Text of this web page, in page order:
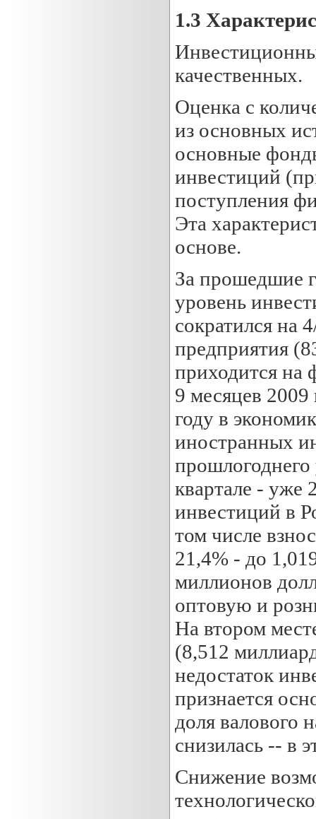
1.3
качественных.
Оценка с
из основных
основные
инвестиций
поступления
Эта
основе.
За прошедшие
уровень
сократился на
предприятия
приходится на
9 месяцев 2009
году в
иностранных
прошлогоднего
квартале - уже
инвестиций в
том числе
21,4% - до
миллионов
оптовую и
На втором
(8,512
недостаток
признается
доля валового
снизилась -- в
Снижение